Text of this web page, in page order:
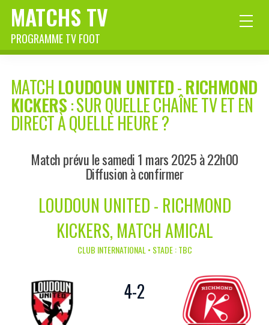
MATCHS TV
PROGRAMME TV FOOT
MATCH LOUDOUN UNITED-RICHMOND
KICKERS: SUR QUELLE CHAÎNE TV ET EN
DIRECT À QUELLE HEURE ?
Match prévu le samedi 1 mars 2025 à 22h00
Diffusion à confirmer
LOUDOUN UNITED - RICHMOND
KICKERS, MATCH AMICAL
CLUB INTERNATIONAL • STADE : TBC
4-2